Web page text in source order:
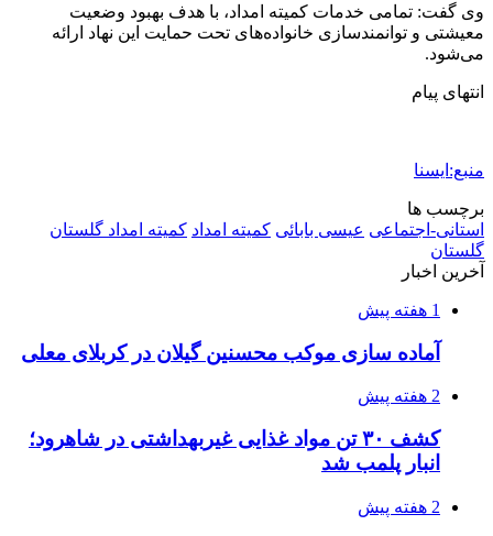
وی گفت: تمامی خدمات کمیته امداد، با هدف بهبود وضعیت
معیشتی و توانمندسازی خانواده‌های تحت حمایت این نهاد ارائه
می‌شود.
انتهای پیام
منبع:ایسنا
برچسب ها
استانی-اجتماعی عیسی بابائی كميته امداد کمیته امداد گلستان
گلستان
آخرین اخبار
1 هفته پیش
آماده سازی موکب محسنین گیلان در کربلای معلی
2 هفته پیش
کشف ۳۰ تن مواد غذایی غیربهداشتی در شاهرود؛
انبار پلمب شد
2 هفته پیش